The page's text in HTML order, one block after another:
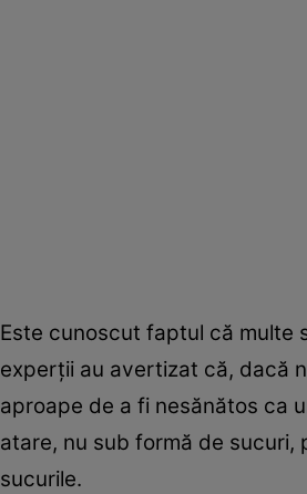
Este cunoscut faptul că multe
experții au avertizat că, dacă
aproape de a fi nesănătos ca
atare, nu sub formă de sucuri,
sucurile.